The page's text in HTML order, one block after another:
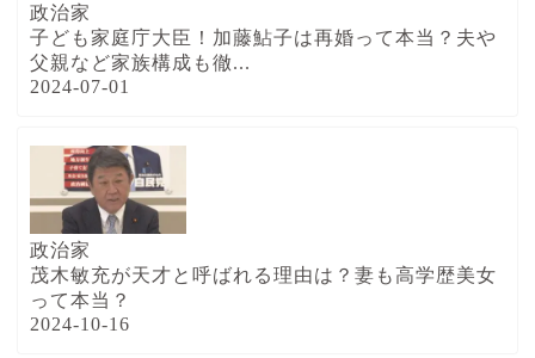
政治家
子ども家庭庁大臣！加藤鮎子は再婚って本当？夫や
父親など家族構成も徹...
2024-07-01
政治家
茂木敏充が天才と呼ばれる理由は？妻も高学歴美女
って本当？
2024-10-16